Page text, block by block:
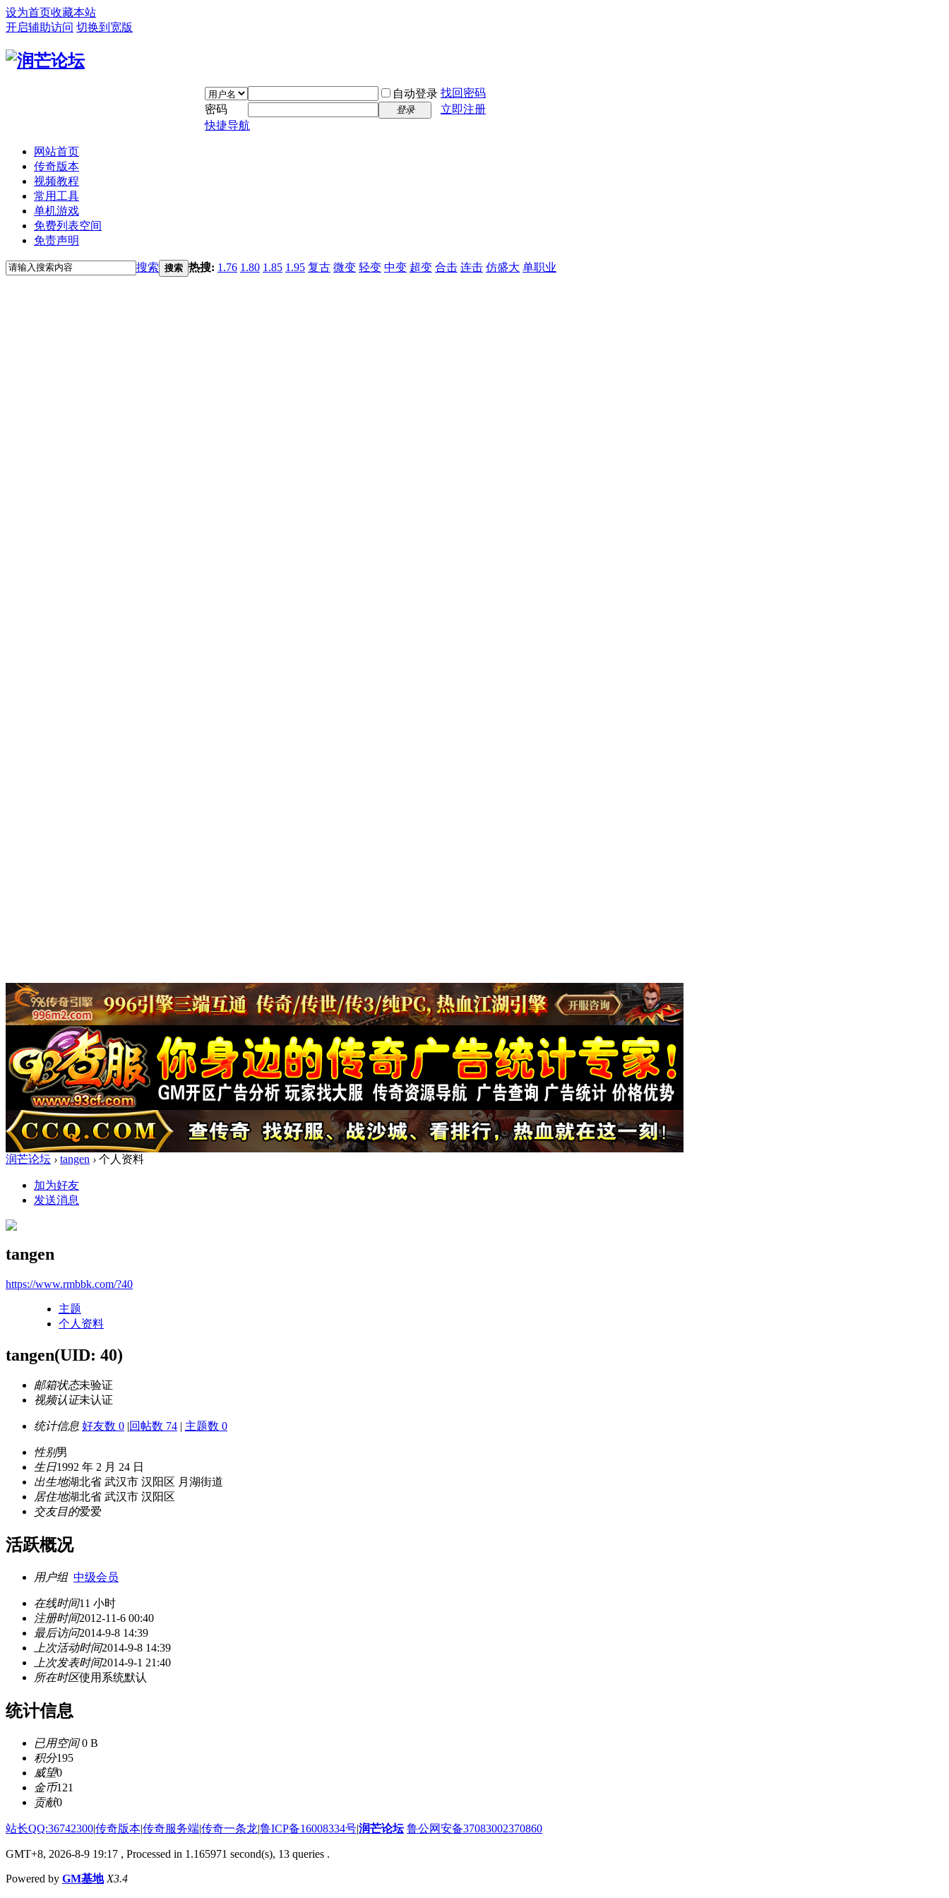
设为首页收藏本站
开启辅助访问 切换到宽版
自动登录 找回密码
密码
登录
立即注册
快捷导航
网站首页
传奇版本
视频教程
常用工具
单机游戏
免费列表空间
免责声明
搜索 搜索 热搜: 1.76 1.80 1.85 1.95 复古 微变 轻变 中变 超变 合击 连击 仿盛大 单职业
润芒论坛 › tangen › 个人资料
加为好友
发送消息
tangen
https://www.rmbbk.com/?40
主题
个人资料
tangen(UID: 40)
邮箱状态未验证
视频认证未认证
统计信息 好友数 0 |回帖数 74 | 主题数 0
性别男
生日1992 年 2 月 24 日
出生地湖北省 武汉市 汉阳区 月湖街道
居住地湖北省 武汉市 汉阳区
交友目的爱爱
活跃概况
用户组 中级会员
在线时间11 小时
注册时间2012-11-6 00:40
最后访问2014-9-8 14:39
上次活动时间2014-9-8 14:39
上次发表时间2014-9-1 21:40
所在时区使用系统默认
统计信息
已用空间0 B
积分195
威望0
金币121
贡献0
站长QQ:36742300|传奇版本|传奇服务端|传奇一条龙|鲁ICP备16008334号|润芒论坛 鲁公网安备37083002370860
GMT+8, 2026-8-9 19:17 , Processed in 1.165971 second(s), 13 queries .
Powered by GM基地 X3.4